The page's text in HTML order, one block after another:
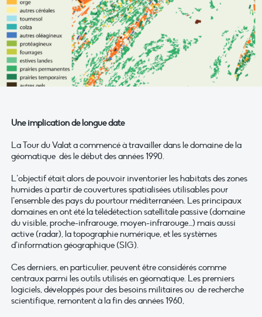
Une implication de longue date
La Tour du Valat a commencé à travailler dans le domaine de la
géomatique dès le début des années 1990.
L’objectif était alors de pouvoir inventorier les habitats des zones
humides à partir de couvertures spatialisées utilisables pour
l’ensemble des pays du pourtour méditerranéen. Les principaux
domaines en ont été la télédétection satellitale passive (domaine
du visible, proche-infrarouge, moyen-infrarouge…) mais aussi
active (radar), la topographie numérique, et les systèmes
d’information géographique (SIG).
Ces derniers, en particulier, peuvent être considérés comme
centraux parmi les outils utilisés en géomatique. Les premiers
logiciels, développés pour des besoins militaires ou de recherche
scientifique, remontent à la fin des années 1960,